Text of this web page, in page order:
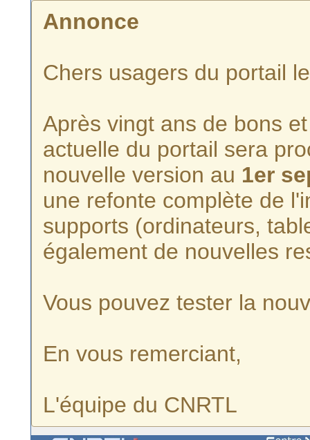
Annonce
Chers usagers du portail
Après vingt ans de bons
actuelle du portail sera
nouvelle version au 1er
une refonte complète de
supports (ordinateurs,
également de nouvelles
Vous pouvez tester la
En vous remerciant,
L'équipe du CNRTL